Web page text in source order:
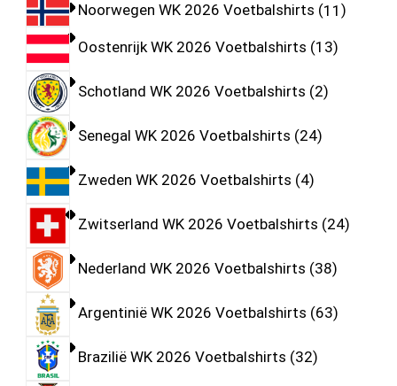
Noorwegen WK 2026 Voetbalshirts 11
Oostenrijk WK 2026 Voetbalshirts 13
Schotland WK 2026 Voetbalshirts 2
Senegal WK 2026 Voetbalshirts 24
Zweden WK 2026 Voetbalshirts 4
Zwitserland WK 2026 Voetbalshirts 24
Nederland WK 2026 Voetbalshirts 38
Argentinië WK 2026 Voetbalshirts 63
Brazilië WK 2026 Voetbalshirts 32